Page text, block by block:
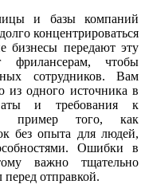
и базы компаний
концентрироваться
бизнесы передают эту
фрилансерам, чтобы
сотрудников. Вам
из одного источника в
и требования к
пример того, как
без опыта для людей,
Ошибки в
важно тщательно
отправкой.